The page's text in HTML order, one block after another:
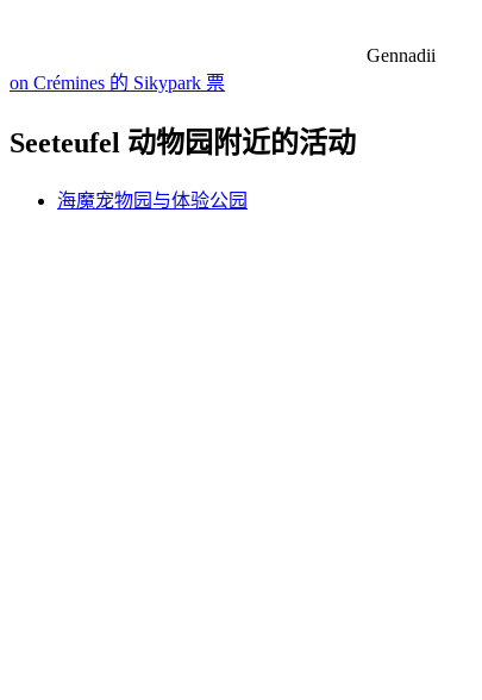
Gennadii
on Crémines 的 Sikypark 票
Seeteufel 动物园附近的活动
海魔宠物园与体验公园